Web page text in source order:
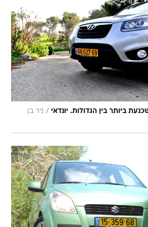
ביותר בין הגדולות. יונדאי / ניר בן